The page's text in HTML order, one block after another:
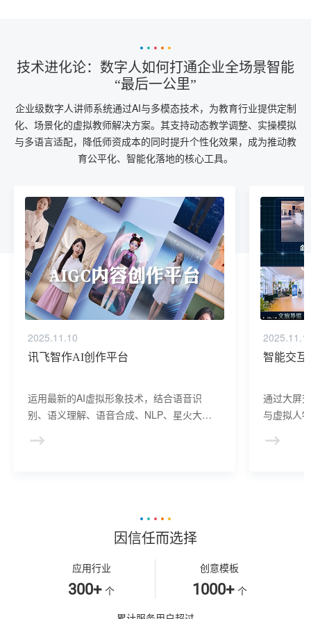
技术进化论：数字人如何打通企业全场景智能
“最后一公里”
企业级数字人讲师系统通过AI与多模态技术，为教育行业提供定制
化、场景化的虚拟教师解决方案。其支持动态教学调整、实操模拟
与多语言适配，降低师资成本的同时提升个性化效果，成为推动教
育公平化、智能化落地的核心工具。
2025.11.10
讯飞智作AI创作平台
运用最新的AI虚拟形象技术，结合语音识
别、语义理解、语音合成、NLP、星火大模
建、AI驱动、多模态交互的多场景虚拟人产
智能交互
通过大屏
与虚拟人
景，可广
因信任而选择
应用行业
300+ 个
创意模板
1000+ 个